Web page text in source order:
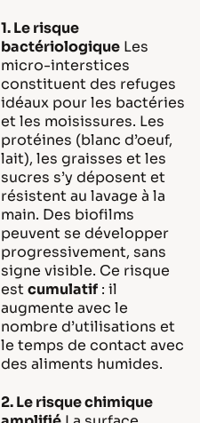
1. Le risque
bactériologique Les
micro-interstices
constituent des refuges
idéaux pour les bactéries
et les moisissures. Les
protéines (blanc d’oeuf,
lait), les graisses et les
sucres s’y déposent et
résistent au lavage à la
main. Des biofilms
peuvent se développer
progressivement, sans
signe visible. Ce risque
estcumulatif : il
augmente avec le
nombre d’utilisations et
le temps de contact avec
des aliments humides.
2. Le risque chimique